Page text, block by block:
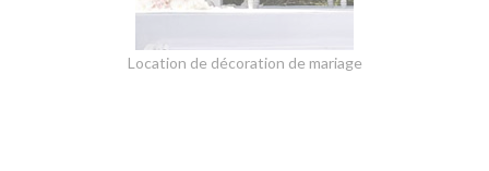
Location de décoration de mariage